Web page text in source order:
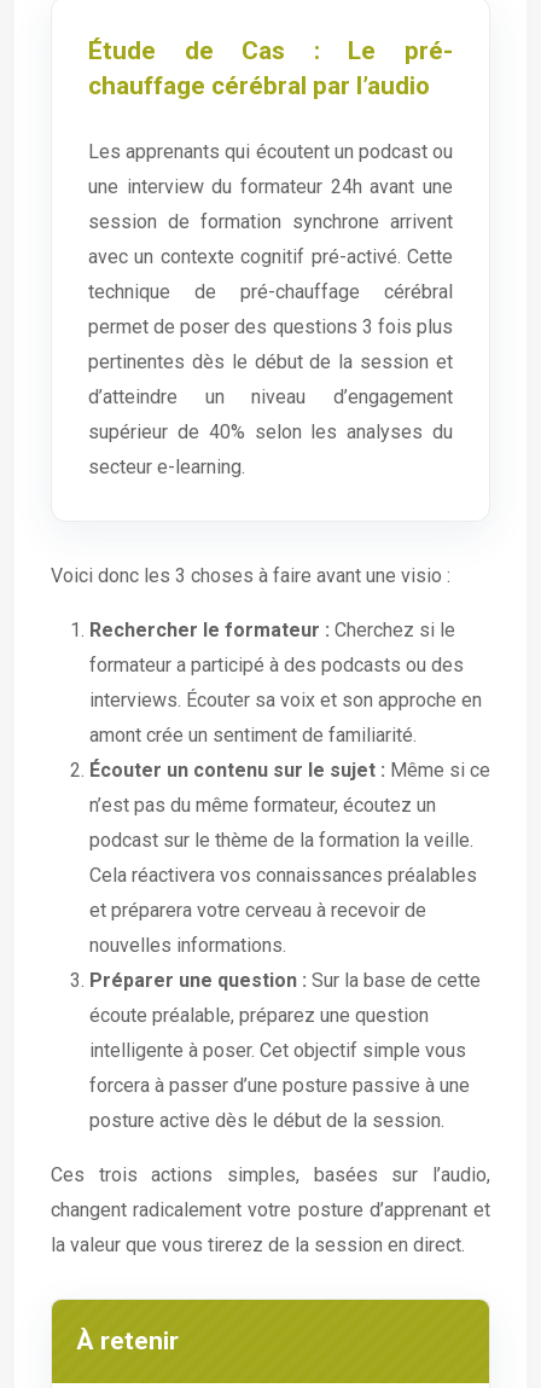
Étude de Cas : Le pré-
chauffage cérébral par l’audio
Les apprenants qui écoutent un podcast ou
une interview du formateur 24h avant une
session de formation synchrone arrivent
avec un contexte cognitif pré-activé. Cette
technique de pré-chauffage cérébral
permet de poser des questions 3 fois plus
pertinentes dès le début de la session et
d’atteindre un niveau d’engagement
supérieur de 40% selon les analyses du
secteur e-learning.
Voici donc les 3 choses à faire avant une visio :
Rechercher le formateur : Cherchez si le
formateur a participé à des podcasts ou des
interviews. Écouter sa voix et son approche en
amont crée un sentiment de familiarité.
Écouter un contenu sur le sujet : Même si ce
n’est pas du même formateur, écoutez un
podcast sur le thème de la formation la veille.
Cela réactivera vos connaissances préalables
et préparera votre cerveau à recevoir de
nouvelles informations.
Préparer une question : Sur la base de cette
écoute préalable, préparez une question
intelligente à poser. Cet objectif simple vous
forcera à passer d’une posture passive à une
posture active dès le début de la session.
Ces trois actions simples, basées sur l’audio,
changent radicalement votre posture d’apprenant et
la valeur que vous tirerez de la session en direct.
À retenir